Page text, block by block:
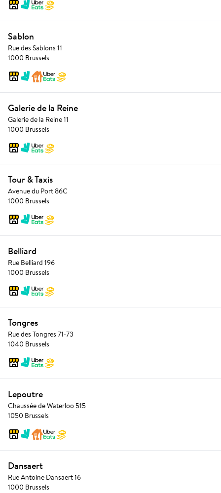
Sablon
Rue des Sablons 11
1000 Brussels
Galerie de la Reine
Galerie de la Reine 11
1000 Brussels
Tour & Taxis
Avenue du Port 86C
1000 Brussels
Belliard
Rue Belliard 196
1000 Brussels
Tongres
Rue des Tongres 71-73
1040 Brussels
Lepoutre
Chaussée de Waterloo 515
1050 Brussels
Dansaert
Rue Antoine Dansaert 16
1000 Brussels